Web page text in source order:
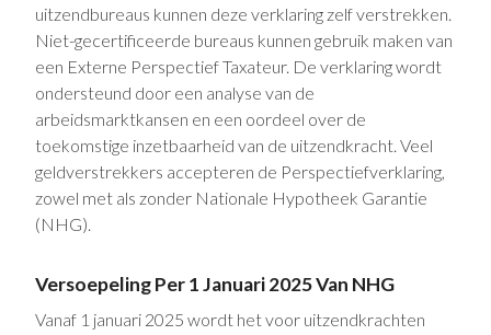
uitzendbureaus kunnen deze verklaring zelf verstrekken.
Niet-gecertificeerde bureaus kunnen gebruik maken van
een Externe Perspectief Taxateur. De verklaring wordt
ondersteund door een analyse van de
arbeidsmarktkansen en een oordeel over de
toekomstige inzetbaarheid van de uitzendkracht. Veel
geldverstrekkers accepteren de Perspectiefverklaring,
zowel met als zonder Nationale Hypotheek Garantie
(NHG).
Versoepeling Per 1 Januari 2025 Van NHG
Vanaf 1 januari 2025 wordt het voor uitzendkrachten